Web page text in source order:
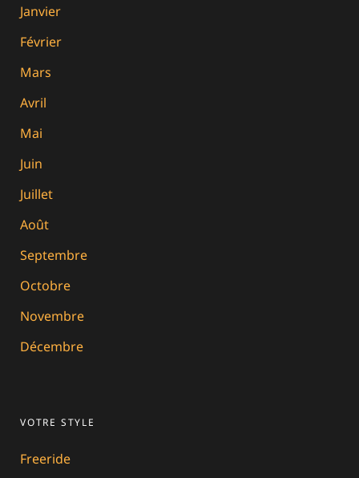
Janvier
Février
Mars
Avril
Mai
Juin
Juillet
Août
Septembre
Octobre
Novembre
Décembre
VOTRE STYLE
Freeride